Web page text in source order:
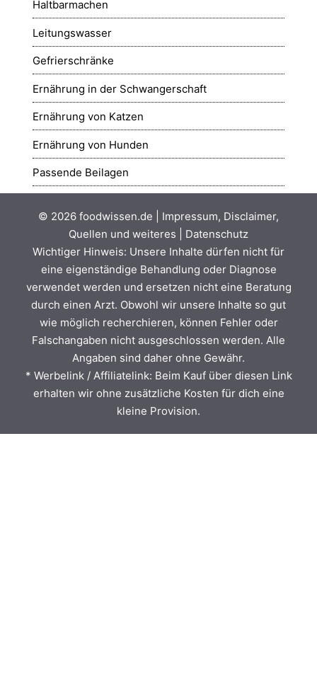
Haltbarmachen
Leitungswasser
Gefrierschränke
Ernährung in der Schwangerschaft
Ernährung von Katzen
Ernährung von Hunden
Passende Beilagen
© 2026 foodwissen.de
Impressum, Disclaimer,
Quellen und weiteres
Datenschutz
Wichtiger Hinweis: Unsere Inhalte dürfen nicht für
eine eigenständige Behandlung oder Diagnose
verwendet werden und ersetzen nicht eine Beratung
durch einen Arzt. Obwohl wir unsere Inhalte so gut
wie möglich recherchieren, können Fehler oder
Falschangaben nicht ausgeschlossen werden. Alle
Angaben sind daher ohne Gewähr.
* Werbelink / Affiliatelink: Beim Kauf über diesen Link
erhalten wir ohne zusätzliche Kosten für dich eine
kleine Provision.